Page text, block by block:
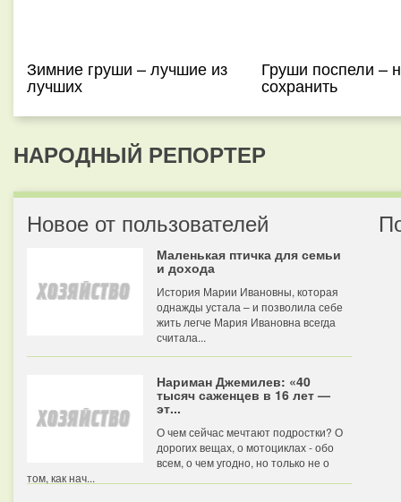
Зимние груши – лучшие из
лучших
Груши поспели –
сохранить
НАРОДНЫЙ РЕПОРТЕР
Новое от пользователей
Маленькая птичка для семьи
и дохода
История Марии Ивановны, которая
однажды устала – и позволила себе
жить легче Мария Ивановна всегда
считала...
Нариман Джемилев: «40
тысяч саженцев в 16 лет —
эт...
О чем сейчас мечтают подростки? О
дорогих вещах, о мотоциклах - обо
всем, о чем угодно, но только не о
том, как нач...